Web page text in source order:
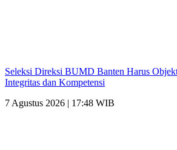
Seleksi Direksi BUMD Banten Harus
Integritas dan Kompetensi
7 Agustus 2026 | 17:48 WIB